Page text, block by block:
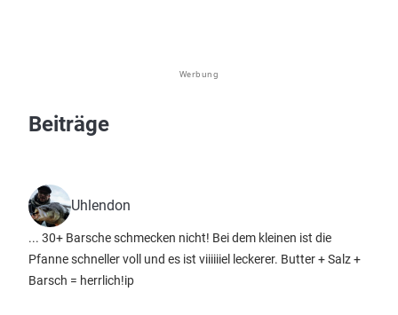
Werbung
Beiträge
Uhlendon
... 30+ Barsche schmecken nicht! Bei dem kleinen ist die
Pfanne schneller voll und es ist viiiiiiel leckerer. Butter + Salz +
Barsch = herrlich!ip